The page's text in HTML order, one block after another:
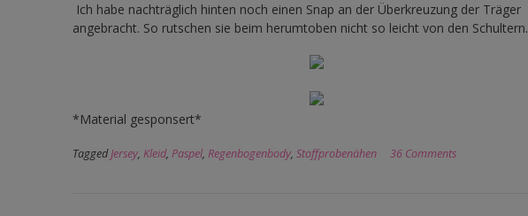
Ich habe nachträglich hinten noch einen Snap an der Überkreuzung der Träger
angebracht. So rutschen sie beim herumtoben nicht so leicht von den Schultern.
*Material gesponsert*
TaggedJersey, Kleid, Paspel, Regenbogenbody, Stoffprobenähen 36 Comments